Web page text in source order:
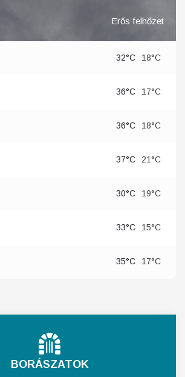
Erős felhőzet
32°C 18°C
36°C 17°C
36°C 18°C
37°C 21°C
30°C 19°C
33°C 15°C
35°C 17°C
BORÁSZATOK